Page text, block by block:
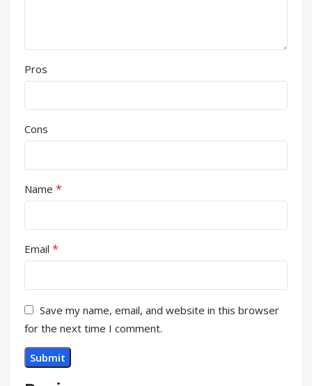
Pros
Cons
Name *
Email *
Save my name, email, and website in this browser
for the next time I comment.